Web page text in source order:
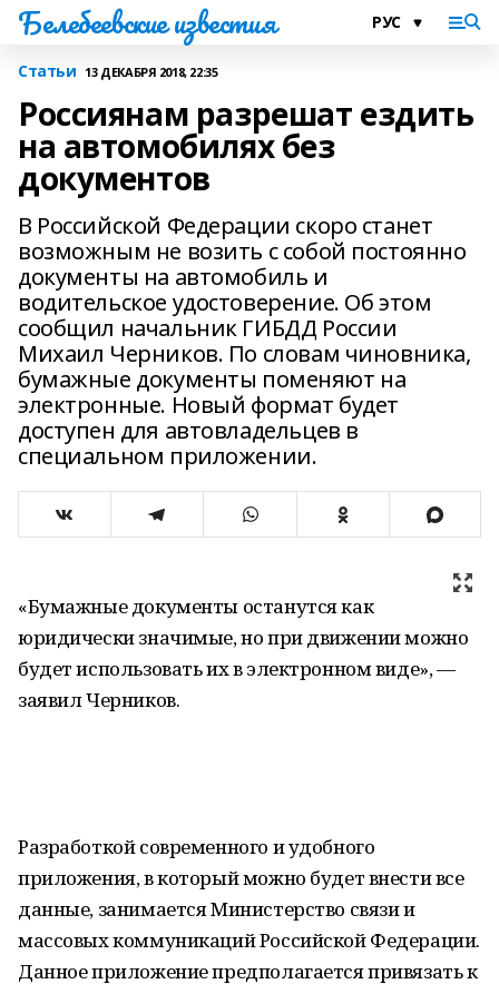
Белебеевские известия
Статьи 13 ДЕКАБРЯ 2018, 22:35
Россиянам разрешат ездить
на автомобилях без
документов
В Российской Федерации скоро станет
возможным не возить с собой постоянно
документы на автомобиль и
водительское удостоверение. Об этом
сообщил начальник ГИБДД России
Михаил Черников. По словам чиновника,
бумажные документы поменяют на
электронные. Новый формат будет
доступен для автовладельцев в
специальном приложении.
«Бумажные документы останутся как
юридически значимые, но при движении можно
будет использовать их в электронном виде», —
заявил Черников.
Разработкой современного и удобного
приложения, в который можно будет внести все
данные, занимается Министерство связи и
массовых коммуникаций Российской Федерации.
Данное приложение предполагается привязать к